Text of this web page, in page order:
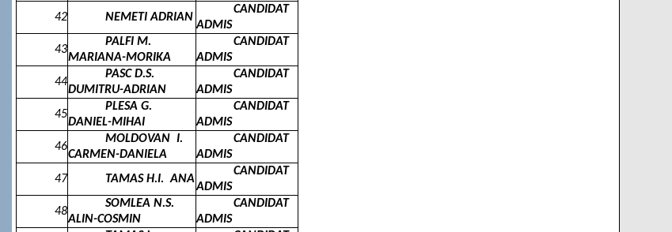
42
NEMETI ADRIAN
CANDIDAT
ADMIS
43
PALFI M.
MARIANA-MORIKA
CANDIDAT
ADMIS
44
PASC D.S.
DUMITRU-ADRIAN
CANDIDAT
ADMIS
45
PLESA G.
DANIEL-MIHAI
CANDIDAT
ADMIS
46
MOLDOVAN I.
CARMEN-DANIELA
CANDIDAT
ADMIS
47
TAMAS H.I. ANA
CANDIDAT
ADMIS
48
SOMLEA N.S.
ALIN-COSMIN
CANDIDAT
ADMIS